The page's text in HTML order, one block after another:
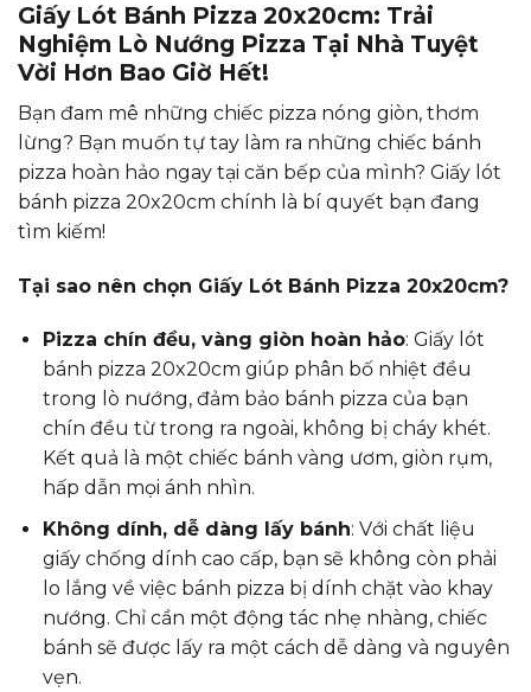
Giấy Lót Bánh Pizza 20x20cm: Trải
Nghiệm Lò Nướng Pizza Tại Nhà Tuyệt
Vời Hơn Bao Giờ Hết!
Bạn đam mê những chiếc pizza nóng giòn, thơm
lừng? Bạn muốn tự tay làm ra những chiếc bánh
pizza hoàn hảo ngay tại căn bếp của mình? Giấy lót
bánh pizza 20x20cm chính là bí quyết bạn đang
tìm kiếm!
Tại sao nên chọn Giấy Lót Bánh Pizza 20x20cm?
Pizza chín đều, vàng giòn hoàn hảo: Giấy lót
bánh pizza 20x20cm giúp phân bố nhiệt đều
trong lò nướng, đảm bảo bánh pizza của bạn
chín đều từ trong ra ngoài, không bị cháy khét.
Kết quả là một chiếc bánh vàng ươm, giòn rụm,
hấp dẫn mọi ánh nhìn.
Không dính, dễ dàng lấy bánh: Với chất liệu
giấy chống dính cao cấp, bạn sẽ không còn phải
lo lắng về việc bánh pizza bị dính chặt vào khay
nướng. Chỉ cần một động tác nhẹ nhàng, chiếc
bánh sẽ được lấy ra một cách dễ dàng và nguyên
vẹn.